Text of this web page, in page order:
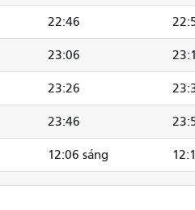
22:46
23:06
23:26
23:46
12:06 sáng